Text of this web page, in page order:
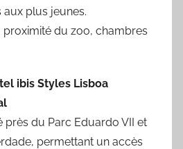
plus jeunes.
proximité du zoo, chambres
ibis Styles Lisboa
près du Parc Eduardo VII et
permettant un accès